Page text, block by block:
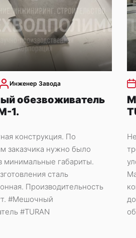
Инженер Завода
обезвоживатель
1.
конструкция. По
заказчика нужно было
минимальные габариты.
сталь
Производительность
#Мешочный
#TURAN